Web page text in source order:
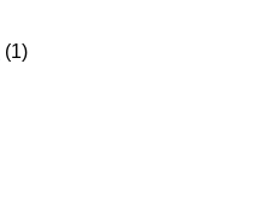
(1)